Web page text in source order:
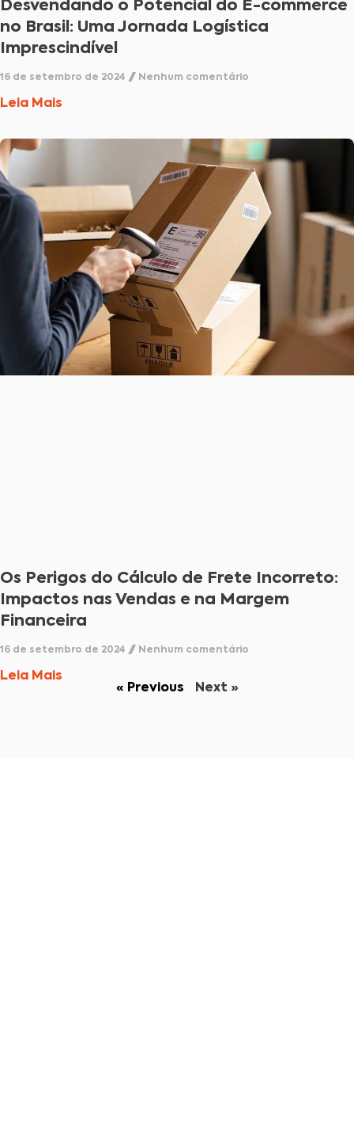
Desvendando o Potencial do E-commerce
no Brasil: Uma Jornada Logística
Imprescindível
16 de setembro de 2024 Nenhum comentário
Leia Mais
Os Perigos do Cálculo de Frete Incorreto:
Impactos nas Vendas e na Margem
Financeira
16 de setembro de 2024 Nenhum comentário
Leia Mais
« Previous
Next »